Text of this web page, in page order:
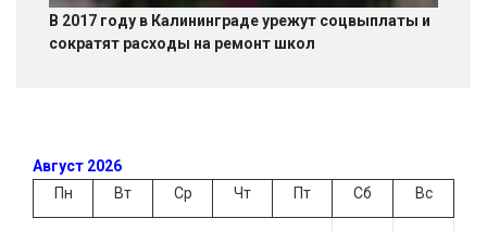
В 2017 году в Калининграде урежут соцвыплаты и
сократят расходы на ремонт школ
Август 2026
Пн
Вт Ср Чт Пт Сб Вс